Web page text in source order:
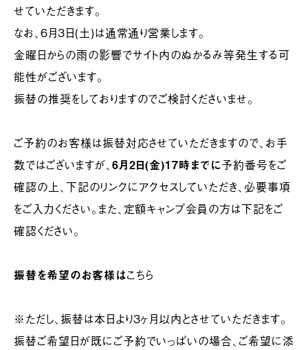
せていただきます。
なお、6月3日(土)は通常通り営業します。
金曜日からの雨の影響でサイト内のぬかるみ等発生する可
能性がございます。
振替の推奨をしておりますのでご検討くださいませ。
ご予約のお客様は振替対応させていただきますので、お手
数ではございますが、 6月2日(金)17時までに予約番号をご
確認の上、下記のリンクにアクセスしていただき、必要事項
をご入力ください。また、定額キャンプ会員の方は下記をご
確認ください。
振替を希望のお客様はこちら
※ただし、振替は本日より３ヶ月以内とさせていただきます。
振替ご希望日が既にご予約でいっぱいの場合、ご希望に添